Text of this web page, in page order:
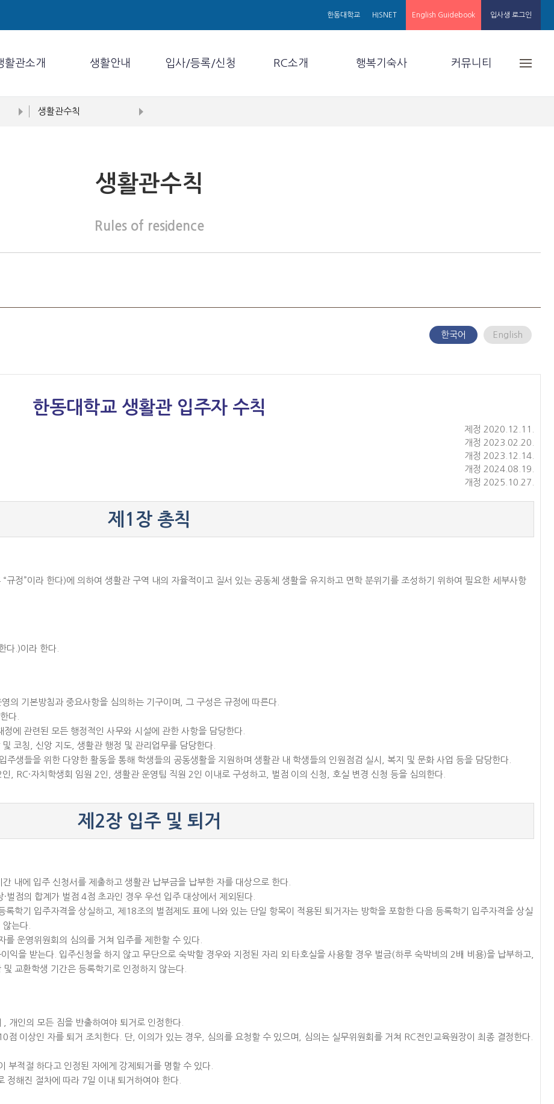
한동대학교 HISNET English Guidebook 입사생 로그인
활관소개 생활안내 입사/등록/신청 RC소개 행복기숙사 커뮤니티
생활관수칙
생활관수칙
Rules of residence
한국어 English
한동대학교 생활관 입주자 수칙
제정 2020.12.11.
개정 2023.02.20.
개정 2023.12.14.
개정 2024.08.19.
개정 2025.10.27.
제1장 총칙
정”이라 한다)에 의하여 생활관 구역 내의 자율적이고 질서 있는 공동체 생활을 유지하고 면학 분위기를 조성하기 위하여 필요한 세부사항
다.)이라 한다.
의 기본방침과 중요사항을 심의하는 기구이며, 그 구성은 규정에 따른다.
다.
에 관련된 모든 행정적인 사무와 시설에 관한 사항을 담당한다.
코칭, 신앙 지도, 생활관 행정 및 관리업무를 담당한다.
생들을 위한 다양한 활동을 통해 학생들의 공동생활을 지원하며 생활관 내 학생들의 인원점검 실시, 복지 및 문화 사업 등을 담당한다.
, RC·자치학생회 임원 2인, 생활관 운영팀 직원 2인 이내로 구성하고, 벌점 이의 신청, 호실 변경 신청 등을 심의한다.
제2장 입주 및 퇴거
내에 입주 신청서를 제출하고 생활관 납부금을 납부한 자를 대상으로 한다.
점의 합계가 벌점 4점 초과인 경우 우선 입주 대상에서 제외된다.
학기 입주자격을 상실하고, 제18조의 벌점제도 표에 나와 있는 단일 항목이 적용된 퇴거자는 방학을 포함한 다음 등록학기 입주자격을 상실
는다.
운영위원회의 심의를 거쳐 입주를 제한할 수 있다.
을 받는다. 입주신청을 하지 않고 무단으로 숙박할 경우와 지정된 자리 외 타호실을 사용할 경우 벌금(하루 숙박비의 2배 비용)을 납부하고,
교환학생 기간은 등록학기로 인정하지 않는다.
인의 모든 짐을 반출하여야 퇴거로 인정한다.
이상인 자를 퇴거 조치한다. 단, 이의가 있는 경우, 심의를 요청할 수 있으며, 심의는 실무위원회를 거쳐 RC전인교육원장이 최종 결정한다.
적절 하다고 인정된 자에게 강제퇴거를 명할 수 있다.
해진 절차에 따라 7일 이내 퇴거하여야 한다.